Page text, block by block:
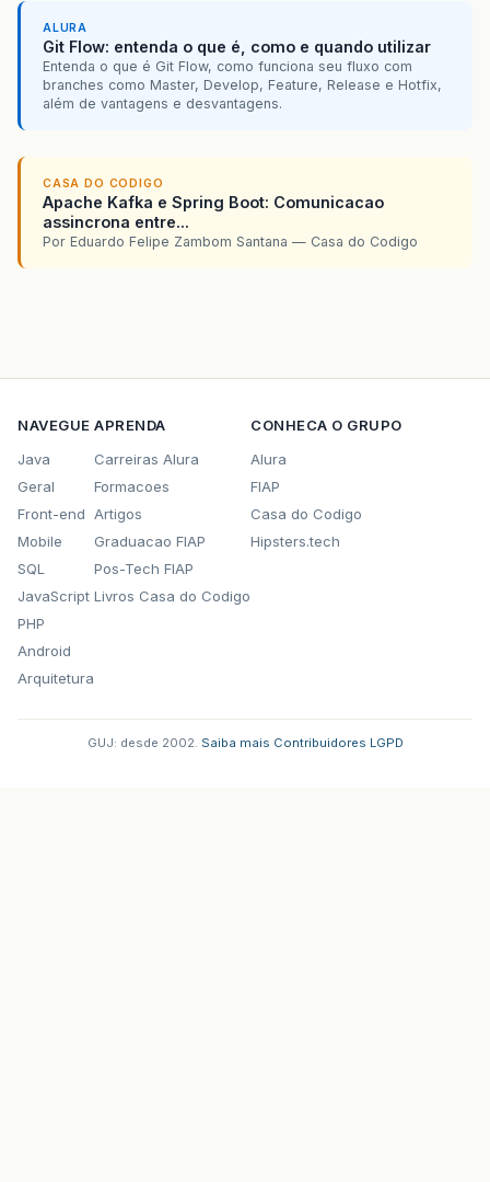
ALURA
Git Flow: entenda o que é, como e quando utilizar
Entenda o que é Git Flow, como funciona seu fluxo com
branches como Master, Develop, Feature, Release e Hotfix,
além de vantagens e desvantagens.
CASA DO CODIGO
Apache Kafka e Spring Boot: Comunicacao
assincrona entre...
Por Eduardo Felipe Zambom Santana — Casa do Codigo
NAVEGUE
Java
Geral
Front-end
Mobile
SQL
JavaScript
PHP
Android
Arquitetura
APRENDA
Carreiras Alura
Formacoes
Artigos
Graduacao FIAP
Pos-Tech FIAP
Livros Casa do Codigo
CONHECA O GRUPO
Alura
FIAP
Casa do Codigo
Hipsters.tech
GUJ: desde 2002. Saiba mais Contribuidores LGPD